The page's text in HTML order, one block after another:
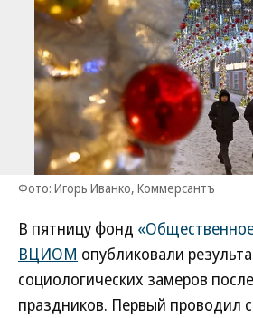
Фото: Игорь Иванко, Коммерсантъ
В пятницу фонд
ВЦИОМ опубликовали
социологических замеров
праздников. Первый проводил